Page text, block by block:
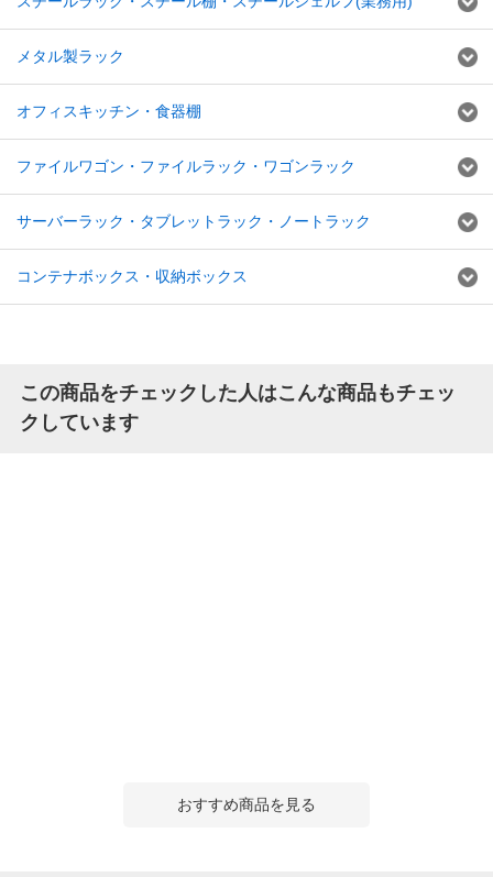
メタル製ラック
オフィスキッチン・食器棚
ファイルワゴン・ファイルラック・ワゴンラック
サーバーラック・タブレットラック・ノートラック
コンテナボックス・収納ボックス
この商品をチェックした人はこんな商品もチェッ
クしています
おすすめ商品を見る